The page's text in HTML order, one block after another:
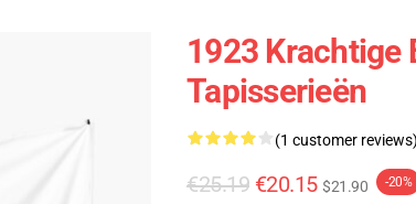
1923 Krachtige
Tapisserieën
(1 customer reviews)
€25.19 €20.15 $21.90 -20%